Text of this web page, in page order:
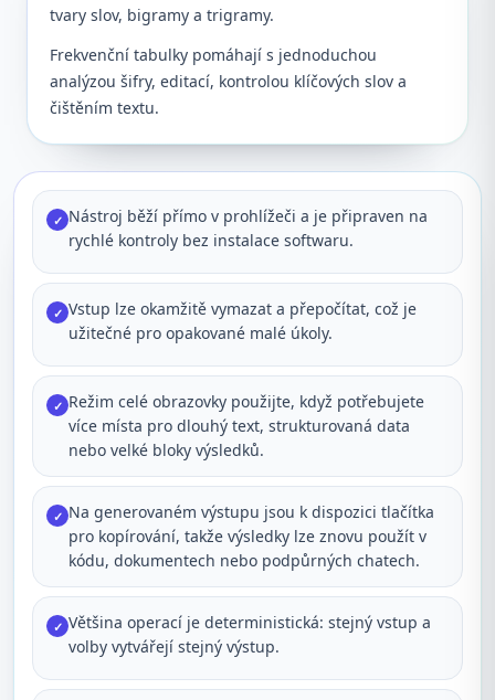
tvary slov, bigramy a trigramy.
Frekvenční tabulky pomáhají s jednoduchou
analýzou šifry, editací, kontrolou klíčových slov a
čištěním textu.
✓ Nástroj běží přímo v prohlížeči a je připraven na
rychlé kontroly bez instalace softwaru.
✓ Vstup lze okamžitě vymazat a přepočítat, což je
užitečné pro opakované malé úkoly.
✓ Režim celé obrazovky použijte, když potřebujete
více místa pro dlouhý text, strukturovaná data
nebo velké bloky výsledků.
✓ Na generovaném výstupu jsou k dispozici tlačítka
pro kopírování, takže výsledky lze znovu použít v
kódu, dokumentech nebo podpůrných chatech.
✓ Většina operací je deterministická: stejný vstup a
volby vytvářejí stejný výstup.